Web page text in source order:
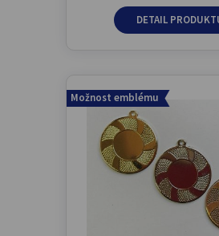
DETAIL
Možnost emblému